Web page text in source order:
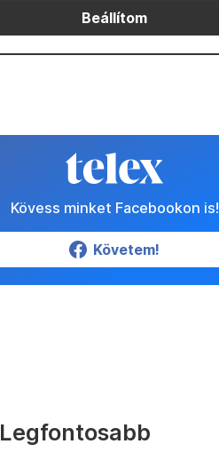
Beállítom
Kövess minket Facebookon is!
Követem!
Legfontosabb